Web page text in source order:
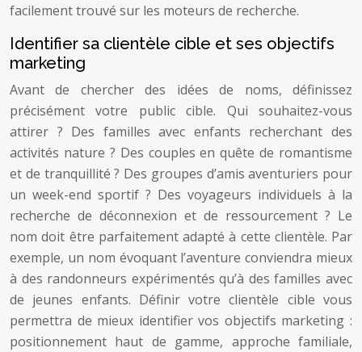
facilement trouvé sur les moteurs de recherche.
Identifier sa clientèle cible et ses objectifs
marketing
Avant de chercher des idées de noms, définissez
précisément votre public cible. Qui souhaitez-vous
attirer ? Des familles avec enfants recherchant des
activités nature ? Des couples en quête de romantisme
et de tranquillité ? Des groupes d’amis aventuriers pour
un week-end sportif ? Des voyageurs individuels à la
recherche de déconnexion et de ressourcement ? Le
nom doit être parfaitement adapté à cette clientèle. Par
exemple, un nom évoquant l’aventure conviendra mieux
à des randonneurs expérimentés qu’à des familles avec
de jeunes enfants. Définir votre clientèle cible vous
permettra de mieux identifier vos objectifs marketing :
positionnement haut de gamme, approche familiale,